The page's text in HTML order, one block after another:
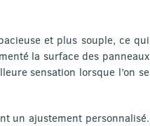
et plus souple, ce qui
la surface des panneaux
sensation lorsque l’on se
un ajustement personnalisé.